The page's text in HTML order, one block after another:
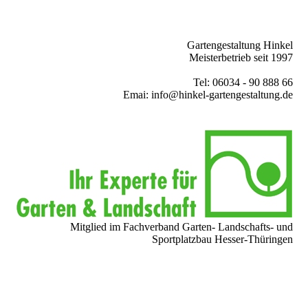
Gartengestaltung Hinkel
Meisterbetrieb seit 1997
Tel: 06034 - 90 888 66
Emai: info@hinkel-gartengestaltung.de
Mitglied im Fachverband Garten- Landschafts- und
Sportplatzbau Hesser-Thüringen